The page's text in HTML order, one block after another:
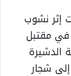
إثر نشوب
مقتبل
الدشيرة
شجار